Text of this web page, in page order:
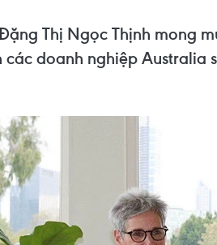
Thị Ngọc Thịnh mong
các doanh nghiệp Australia